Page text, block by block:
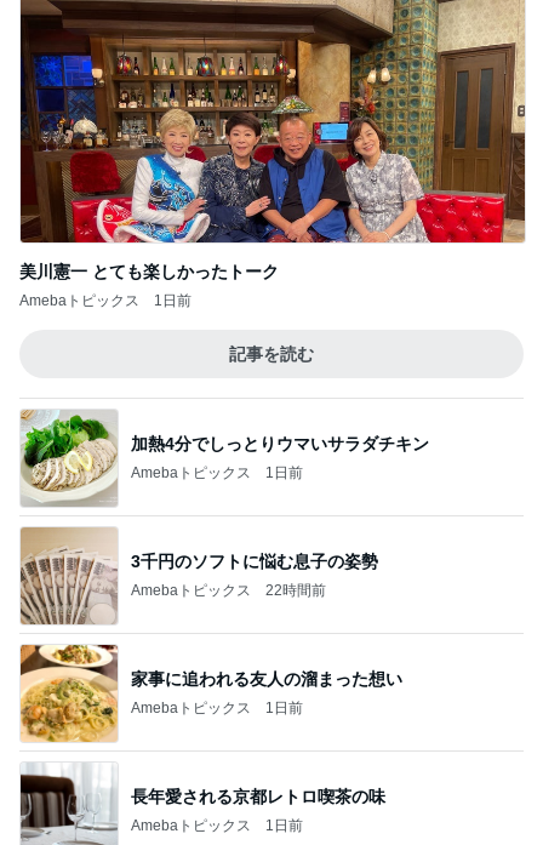
美川憲一 とても楽しかったトーク
Amebaトピックス 1日前
記事を読む
加熱4分でしっとりウマいサラダチキン
Amebaトピックス 1日前
3千円のソフトに悩む息子の姿勢
Amebaトピックス 22時間前
家事に追われる友人の溜まった想い
Amebaトピックス 1日前
長年愛される京都レトロ喫茶の味
Amebaトピックス 1日前